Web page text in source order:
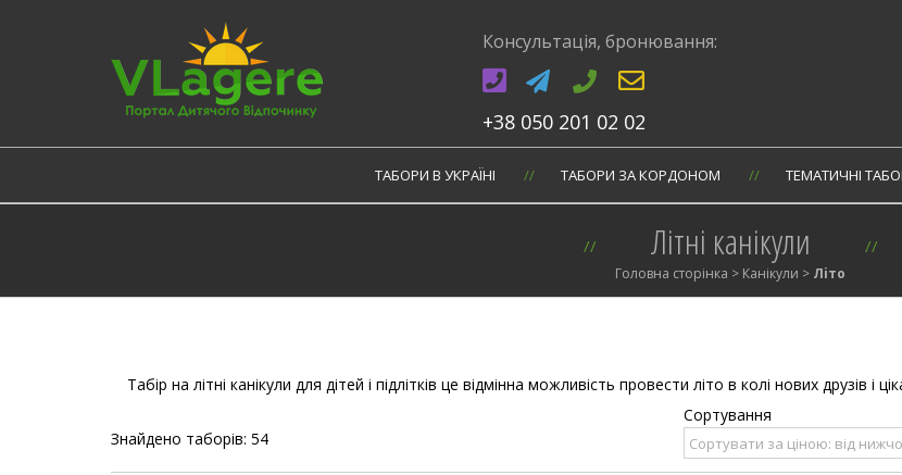
Консультація, бронювання:
+38 050 201 02 02
ТАБОРИ В УКРАЇНI ТАБОРИ ЗА КОРДОНОМ ТЕМАТИЧНІ
Літні канікули
Головна сторінка > Канiкули > Лiто
Табір на літні канікули для дітей і підлітків це відмінна можливість провести літо в колі нових друзів і
Знайдено таборів: 54